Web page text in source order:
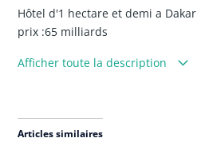
Hôtel d'1 hectare et demi a Dakar
prix :65 milliards
Hotel SAVANA
16 milliard
Afficher toute la description
Articles similaires